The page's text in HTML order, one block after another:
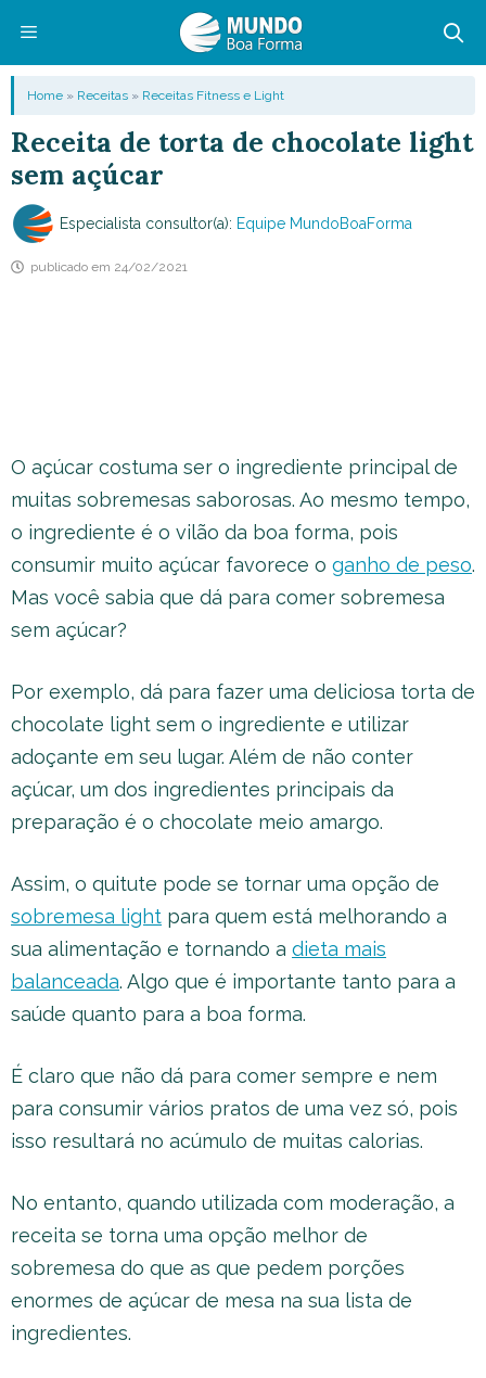
conteúdo
Menu
Home » Receitas » Receitas Fitness e Light
Receita de torta de chocolate light
sem açúcar
Especialista consultor(a): Equipe MundoBoaForma
publicado em 24/02/2021
O açúcar costuma ser o ingrediente principal de
muitas sobremesas saborosas. Ao mesmo tempo,
o ingrediente é o vilão da boa forma, pois
consumir muito açúcar favorece o ganho de peso.
Mas você sabia que dá para comer sobremesa
sem açúcar?
Por exemplo, dá para fazer uma deliciosa torta de
chocolate light sem o ingrediente e utilizar
adoçante em seu lugar. Além de não conter
açúcar, um dos ingredientes principais da
preparação é o chocolate meio amargo.
Assim, o quitute pode se tornar uma opção de
sobremesa light para quem está melhorando a
sua alimentação e tornando a dieta mais
balanceada. Algo que é importante tanto para a
saúde quanto para a boa forma.
É claro que não dá para comer sempre e nem
para consumir vários pratos de uma vez só, pois
isso resultará no acúmulo de muitas calorias.
No entanto, quando utilizada com moderação, a
receita se torna uma opção melhor de
sobremesa do que as que pedem porções
enormes de açúcar de mesa na sua lista de
ingredientes.